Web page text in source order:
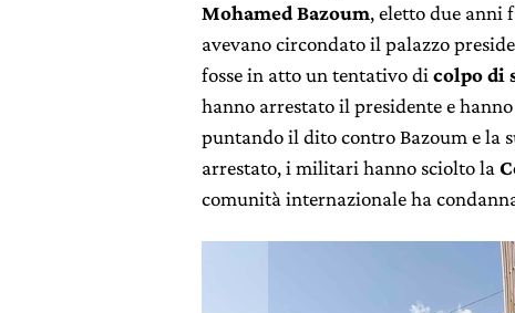
Mohamed Bazoum, eletto due anni
avevano circondato il palazzo
fosse in atto un tentativo di colpo di
hanno arrestato il presidente e
puntando il dito contro Bazoum e la
arrestato, i militari hanno sciolto la
comunità internazionale ha